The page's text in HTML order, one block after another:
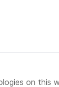
on this